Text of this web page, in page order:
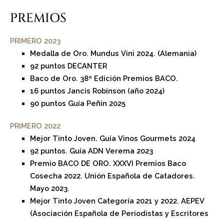
PREMIOS
PRIMERO 2023
Medalla de Oro. Mundus Vini 2024. (Alemania)
92 puntos DECANTER
Baco de Oro. 38º Edición Premios BACO.
16 puntos Jancis Robinson (año 2024)
90 puntos Guía Peñín 2025
PRIMERO 2022
Mejor Tinto Joven. Guía Vinos Gourmets 2024
92 puntos. Guía ADN Verema 2023
Premio BACO DE ORO. XXXVI Premios Baco
Cosecha 2022. Unión Española de Catadores.
Mayo 2023.
Mejor Tinto Joven Categoría 2021 y 2022. AEPEV
(Asociación Española de Periodistas y Escritores